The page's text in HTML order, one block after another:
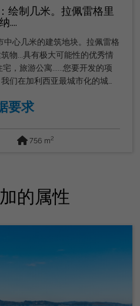
绘制几米。拉佩雷格里
纳....
心几米的建筑地块。拉佩雷格
，旅游公寓......您要开发的项
开发人员，建筑商，建筑师...我
戈登房地产集团。
要求
756 m2
的属性